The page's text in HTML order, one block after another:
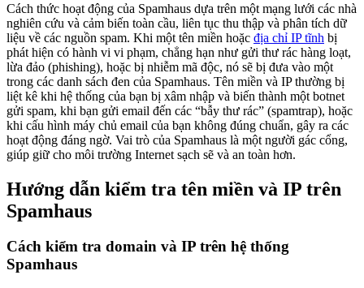
Cách thức hoạt động của Spamhaus dựa trên một mạng lưới các nhà
nghiên cứu và cảm biến toàn cầu, liên tục thu thập và phân tích dữ
liệu về các nguồn spam. Khi một tên miền hoặc địa chỉ IP tĩnh bị
phát hiện có hành vi vi phạm, chẳng hạn như gửi thư rác hàng loạt,
lừa đảo (phishing), hoặc bị nhiễm mã độc, nó sẽ bị đưa vào một
trong các danh sách đen của Spamhaus. Tên miền và IP thường bị
liệt kê khi hệ thống của bạn bị xâm nhập và biến thành một botnet
gửi spam, khi bạn gửi email đến các “bẫy thư rác” (spamtrap), hoặc
khi cấu hình máy chủ email của bạn không đúng chuẩn, gây ra các
hoạt động đáng ngờ. Vai trò của Spamhaus là một người gác cổng,
giúp giữ cho môi trường Internet sạch sẽ và an toàn hơn.
Hướng dẫn kiểm tra tên miền và IP trên
Spamhaus
Cách kiểm tra domain và IP trên hệ thống
Spamhaus